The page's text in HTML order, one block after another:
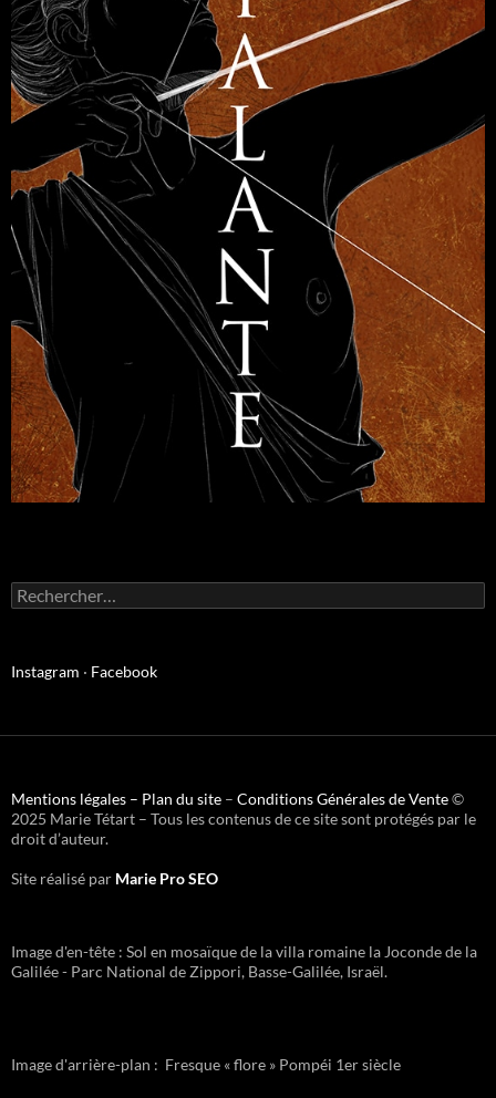
Instagram · Facebook
Mentions légales – Plan du site – Conditions Générales de Vente©
2025 Marie Tétart – Tous les contenus de ce site sont protégés par le
droit d’auteur.
Site réalisé par Marie Pro SEO
Image d'en-tête : Sol en mosaïque de la villa romaine la Joconde de la
Galilée - Parc National de Zippori, Basse-Galilée, Israël.
Image d'arrière-plan : Fresque « flore » Pompéi 1er siècle